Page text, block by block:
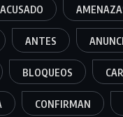
ACUSADO
ANTES
BLOQUEOS
CONFIRMAN